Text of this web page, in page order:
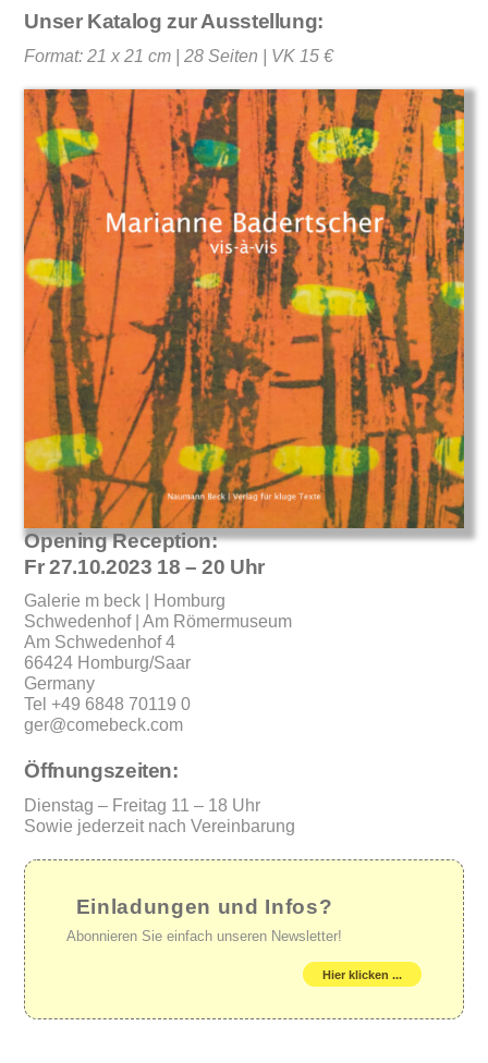
Unser Katalog zur Ausstellung:
Format: 21 x 21 cm | 28 Seiten | VK 15 €
Opening Reception:
Fr 27.10.2023 18 – 20 Uhr
Galerie m beck | Homburg
Schwedenhof | Am Römermuseum
Am Schwedenhof 4
66424 Homburg/Saar
Germany
Tel +49 6848 70119 0
ger@comebeck.com
Öffnungszeiten:
Dienstag – Freitag 11 – 18 Uhr
Sowie jederzeit nach Vereinbarung
Einladungen und Infos?
Abonnieren Sie einfach unseren Newsletter!
Hier klicken ...